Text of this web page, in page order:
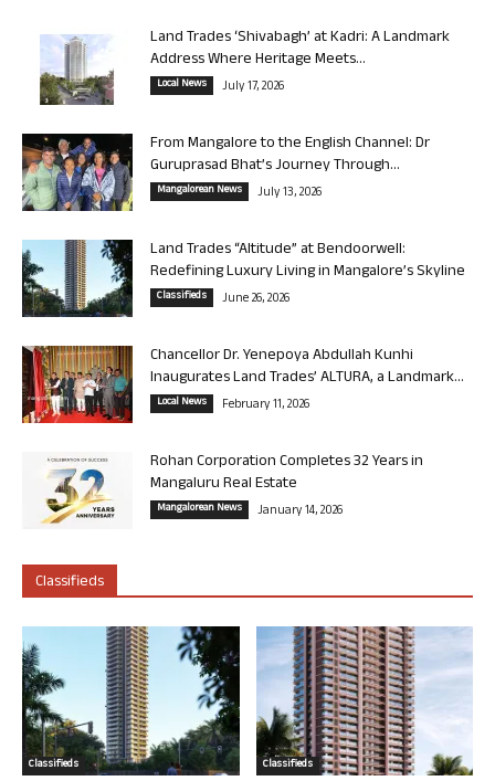
Land Trades ‘Shivabagh’ at Kadri: A Landmark
Address Where Heritage Meets...
Local News July 17, 2026
From Mangalore to the English Channel: Dr
Guruprasad Bhat’s Journey Through...
Mangalorean News July 13, 2026
Land Trades “Altitude” at Bendoorwell:
Redefining Luxury Living in Mangalore’s Skyline
Classifieds June 26, 2026
Chancellor Dr. Yenepoya Abdullah Kunhi
Inaugurates Land Trades’ ALTURA, a Landmark...
Local News February 11, 2026
Rohan Corporation Completes 32 Years in
Mangaluru Real Estate
Mangalorean News January 14, 2026
Classifieds
Classifieds Classifieds